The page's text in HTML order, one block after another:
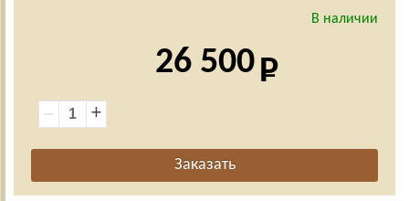
В наличии
26 500
+